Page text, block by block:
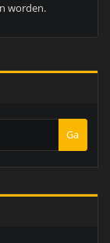
worden.
Ga